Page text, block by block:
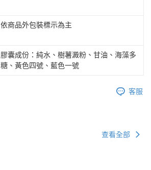
依商品外包裝標示為主
膠囊成份：純水、樹薯澱粉、甘油、海藻多
糖、黃色四號、藍色一號
客服
查看全部